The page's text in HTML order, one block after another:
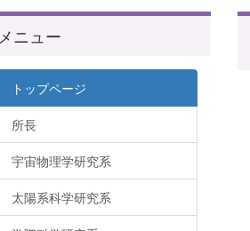
メニュー
トップページ
所長
宇宙物理学研究系
太陽系科学研究系